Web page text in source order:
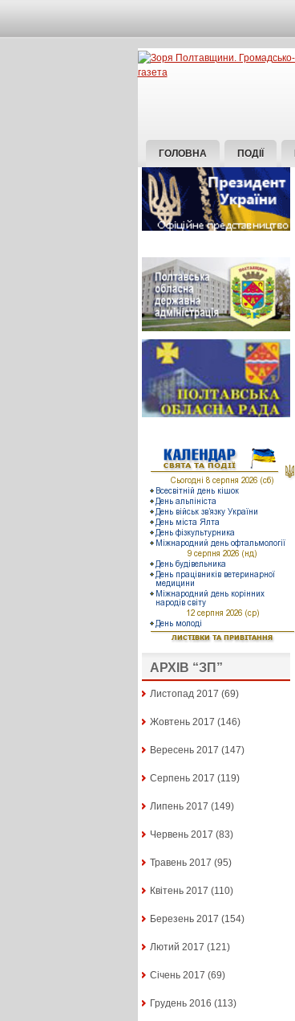
ГОЛОВНА ПОДІЇ
АРХІВ “ЗП”
Листопад 2017 (69)
Жовтень 2017 (146)
Вересень 2017 (147)
Серпень 2017 (119)
Липень 2017 (149)
Червень 2017 (83)
Травень 2017 (95)
Квітень 2017 (110)
Березень 2017 (154)
Лютий 2017 (121)
Січень 2017 (69)
Грудень 2016 (113)